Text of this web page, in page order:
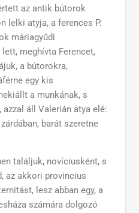
az antik bútorok
lelki atyja, a ferences P.
máriagyűdi
meghívta Ferencet,
a bútorokra,
egy kis
a munkának, s
áll Valerián atya elé:
barát szeretne
találjuk, novíciusként, s
az akkori provincius
lesz abban egy, a
számára dolgozó